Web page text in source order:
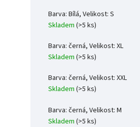
Barva: Bílá, Velikost: S
Skladem (>5 ks)
Barva: černá, Velikost: XL
Skladem (>5 ks)
Barva: černá, Velikost: XXL
Skladem (>5 ks)
Barva: černá, Velikost: M
Skladem (>5 ks)